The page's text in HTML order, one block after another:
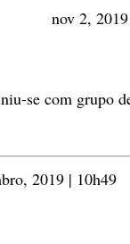
nov 2, 2019
2019 | 10h49